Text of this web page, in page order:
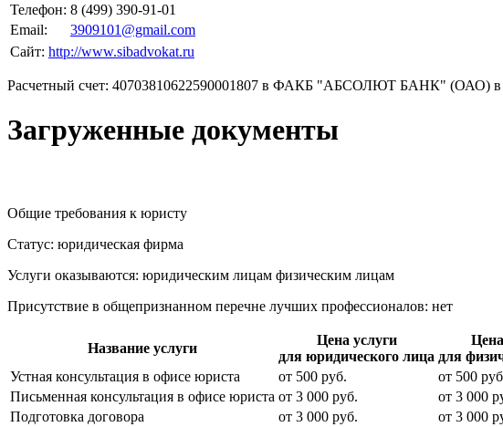
Телефон: 8 (499) 390-91-01
Email:
3909101@gmail.com
Сайт: http://www.sibadvokat.ru
Расчетный счет: 40703810622590001807 в ФАКБ "АБСОЛЮТ БАНК" (ОАО) в
Загруженные документы
Общие требования к юристу
Статус: юридическая фирма
Услуги оказываются: юридическим лицам физическим лицам
Присутствие в общепризнанном перечне лучших профессионалов: нет
Название услуги
Цена услуги
для юридического лица для
Устная консультация в офисе юриста
от 500 руб. от 500
Письменная консультация в офисе юриста от 3 000 руб. от 3 000
Подготовка договора
от 3 000 руб. от 3 000